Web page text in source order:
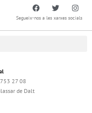
Segueix-nos a les xarxes socials
27 08
de Dalt